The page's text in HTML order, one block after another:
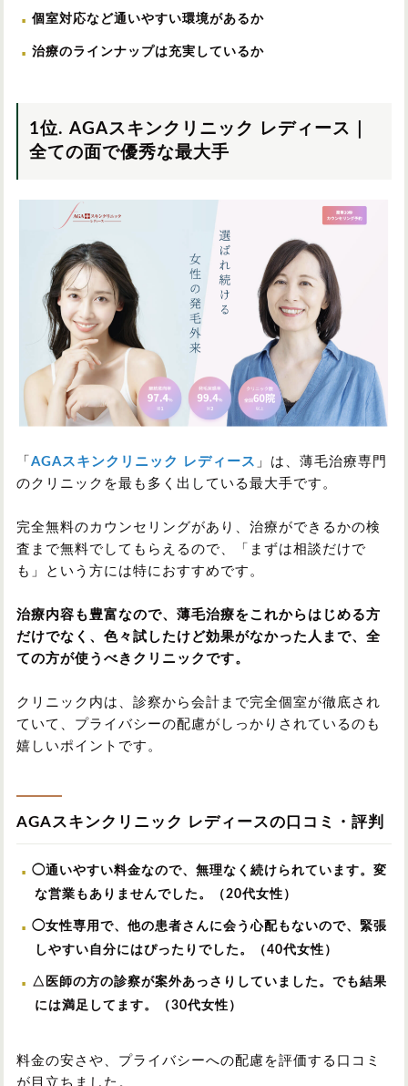
個室対応など通いやすい環境があるか
治療のラインナップは充実しているか
1位. AGAスキンクリニック レディース｜
全ての面で優秀な最大手
「 AGAスキンクリニック レディース 」は、薄毛治療専門
のクリニックを最も多く出している最大手です。
完全無料のカウンセリングがあり、治療ができるかの検
査まで無料でしてもらえるので、「まずは相談だけで
も」という方には特におすすめです。
治療内容も豊富なので、薄毛治療をこれからはじめる方
だけでなく、色々試したけど効果がなかった人まで、全
ての方が使うべきクリニックです。
クリニック内は、診察から会計まで完全個室が徹底され
ていて、プライバシーの配慮がしっかりされているのも
嬉しいポイントです。
AGAスキンクリニック レディースの口コミ・評判
◯通いやすい料金なので、無理なく続けられています。変
な営業もありませんでした。（20代女性）
◯女性専用で、他の患者さんに会う心配もないので、緊張
しやすい自分にはぴったりでした。（40代女性）
△医師の方の診察が案外あっさりしていました。でも結果
には満足してます。（30代女性）
料金の安さや、プライバシーへの配慮を評価する口コミ
が目立ちました。